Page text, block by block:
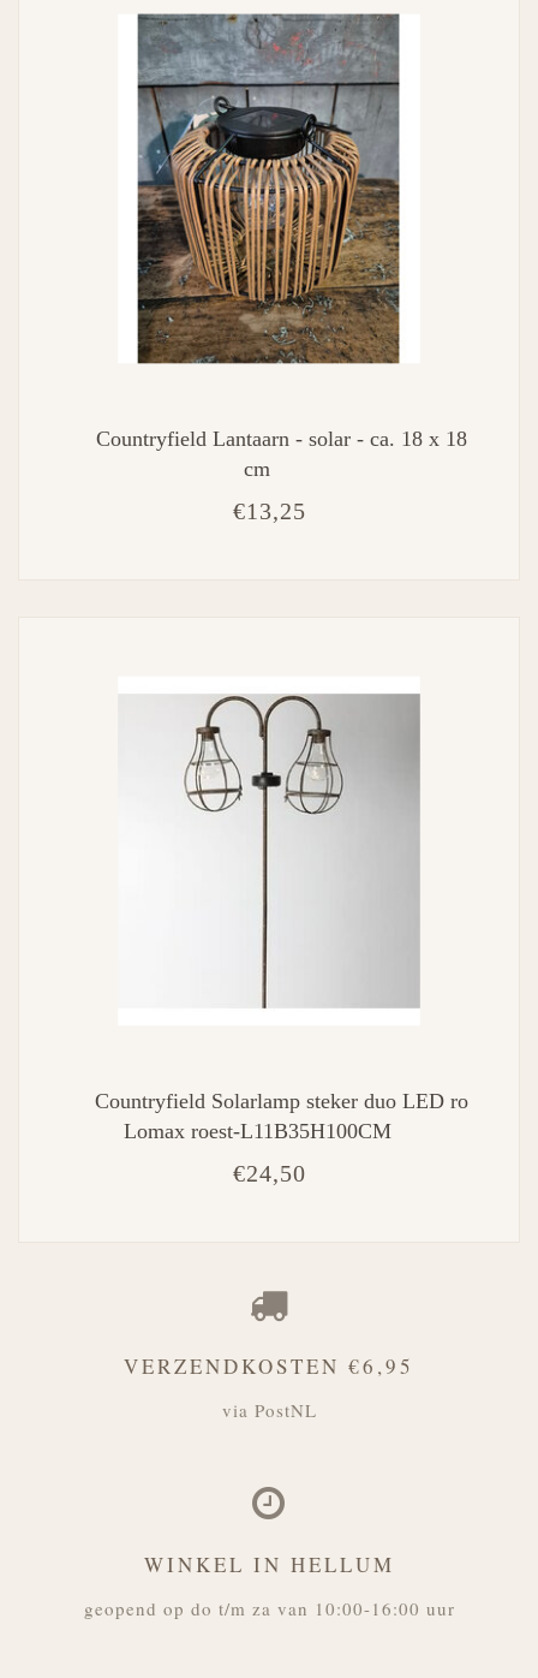
Countryfield Lantaarn - solar - ca. 18 x 18
cm
€13,25
Countryfield Solarlamp steker duo LED ro
Lomax roest-L11B35H100CM
€24,50
VERZENDKOSTEN €6,95
via PostNL
WINKEL IN HELLUM
geopend op do t/m za van 10:00-16:00 uur